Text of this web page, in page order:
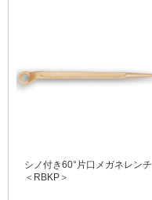
シノ付き60°片口メガネレンチ
＜RBKP＞